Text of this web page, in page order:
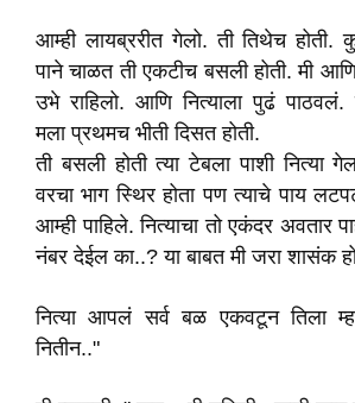
आम्ही लायब्ररीत गेलो. ती तिथेच होती.
पाने चाळत ती एकटीच बसली होती. मी
उभे राहिलो. आणि नित्याला पुढं पाठवलं.
मला प्रथमच भीती दिसत होती.
ती बसली होती त्या टेबला पाशी नित्या
वरचा भाग स्थिर होता पण त्याचे पाय
आम्ही पाहिले. नित्याचा तो एकंदर अवतार
नंबर देईल का..? या बाबत मी जरा शासंक
नित्या आपलं सर्व बळ एकवटून तिला
नितीन.."